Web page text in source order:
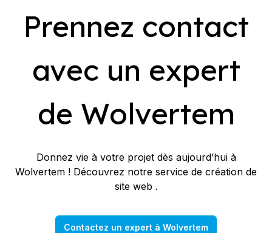
Prennez contact
avec un expert
de Wolvertem
Donnez vie à votre projet dès aujourd’hui à
Wolvertem ! Découvrez notre service de création de
site web .
Contactez un expert à Wolvertem